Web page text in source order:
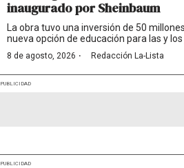
inaugurado por Sheinbaum
La obra tuvo una inversión de 50
nueva opción de educación para las y
8 de agosto, 2026 · Redacción La-Lista
PUBLICIDAD
PUBLICIDAD